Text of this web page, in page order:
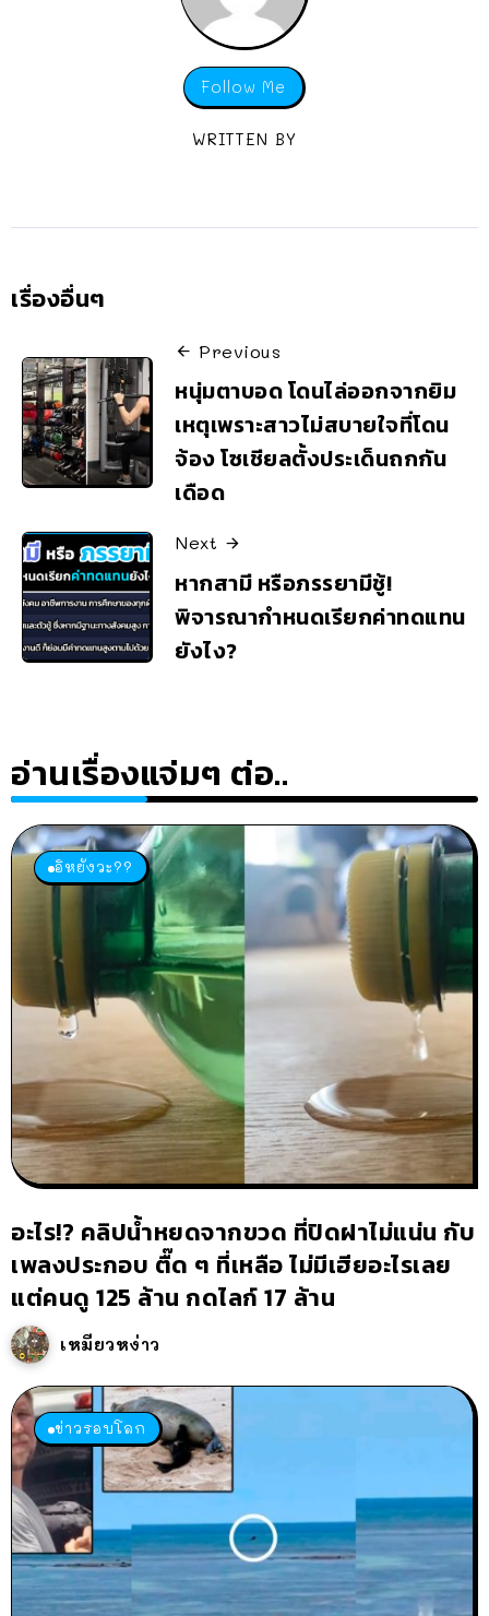
Follow Me
WRITTEN BY
เรื่องอื่นๆ
Previous
หนุ่มตาบอด โดนไล่ออกจากยิม
เหตุเพราะสาวไม่สบายใจที่โดน
จ้อง โซเชียลตั้งประเด็นถกกัน
เดือด
Next
หากสามี หรือภรรยามีชู้!
พิจารณากำหนดเรียกค่าทดแทน
ยังไง?
อ่านเรื่องแจ่มๆ ต่อ..
อิหยังวะ??
อะไร!? คลิปน้ำหยดจากขวด ที่ปิดฝาไม่แน่น กับ
เพลงประกอบ ตื๊ด ๆ ที่เหลือ ไม่มีเฮียอะไรเลย
แต่คนดู 125 ล้าน กดไลก์ 17 ล้าน
เหมียวหง่าว
ข่าวรอบโลก